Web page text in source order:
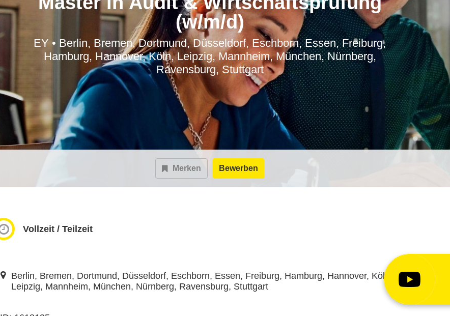
(w/m/d)
EY • Berlin, Bremen, Dortmund, Düsseldorf, Eschborn, Essen, Freiburg,
Hamburg, Hannover, Köln, Leipzig, Mannheim, München, Nürnberg,
Ravensburg, Stuttgart
Merken Bewerben
Vollzeit / Teilzeit
Berlin, Bremen, Dortmund, Düsseldorf, Eschborn, Essen, Freiburg, Hamburg, Hannover, Köln,
Leipzig, Mannheim, München, Nürnberg, Ravensburg, Stuttgart